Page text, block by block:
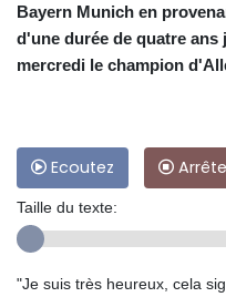
Bayern Munich en
d'une durée de quatre ans
mercredi le champion
Ecoutez
Taille du texte:
"Je suis très heureux, cela